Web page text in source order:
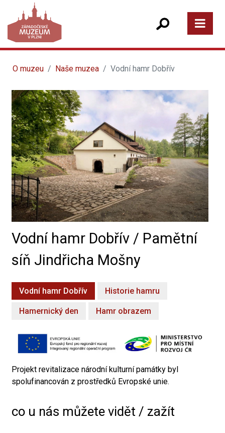
O muzeu Naše muzea Vodní hamr Dobřív
Vodní hamr Dobřív / Pamětní
síň Jindřicha Mošny
Vodní hamr Dobřív Historie hamru
Hamernický den Hamr obrazem
Projekt revitalizace národní kulturní památky byl
spolufinancován z prostředků Evropské unie.
co u nás můžete vidět / zažít